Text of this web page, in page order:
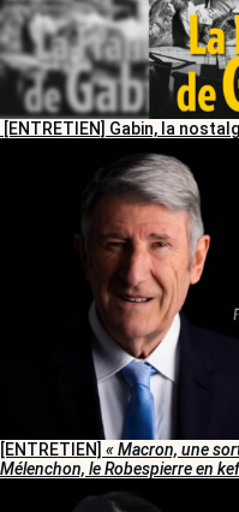
[ENTRETIEN] Gabin, la
[ENTRETIEN] « Macron, une
Mélenchon, le Robespierre en